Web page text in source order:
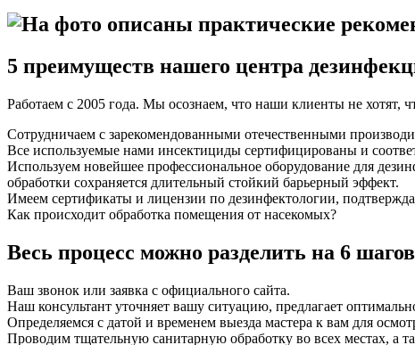
5 преимуществ нашего центра
Работаем с 2005 года. Мы осознаем, что наши клиенты не хотят,
Сотрудничаем с зарекомендованными отечественными
Все используемые нами инсектициды сертифицированы и
Используем новейшее профессиональное оборудование для
обработки сохраняется длительный стойкий барьерный эффект.
Имеем сертификаты и лицензии по дезинфектологии,
Как происходит обработка помещения от насекомых?
Весь процесс можно разделить на 6
Ваш звонок или заявка с официального сайта.
Наш консультант уточняет вашу ситуацию, предлагает
Определяемся с датой и временем выезда мастера к вам для
Проводим тщательную санитарную обработку во всех местах, а